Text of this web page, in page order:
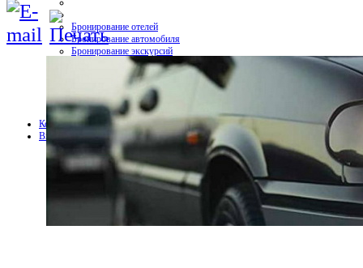
Бронирование отелей
Бронирование автомобиля
Бронирование экскурсий
Страхование путешествий
Страхование КАСКО+ОСАГО
Мобильная связь и интернет
Контакт
Вход